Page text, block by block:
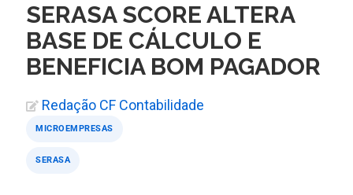
SERASA SCORE ALTERA
BASE DE CÁLCULO E
BENEFICIA BOM PAGADOR
Redação CF Contabilidade
MICROEMPRESAS
SERASA